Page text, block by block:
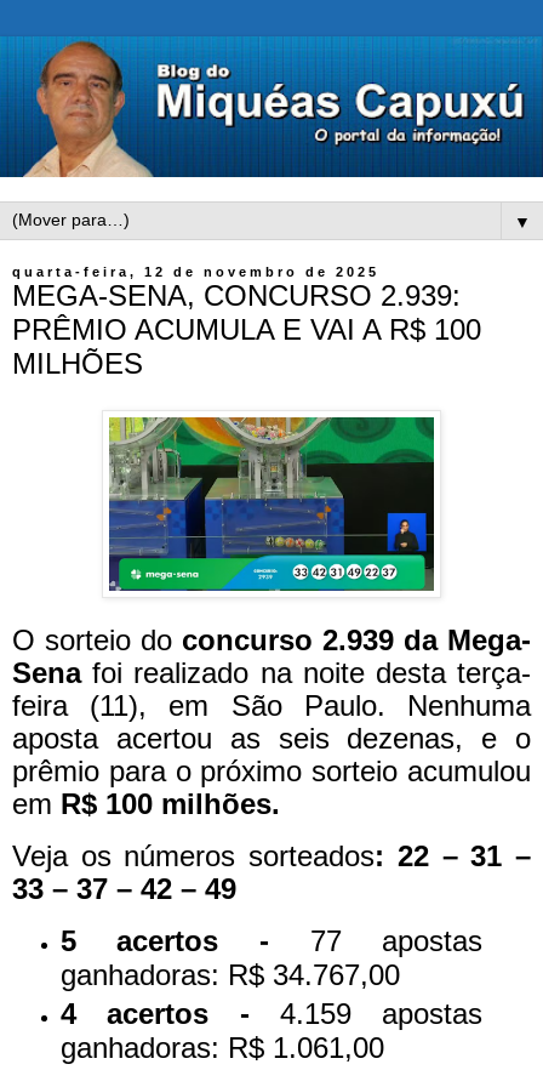
▼
quarta-feira, 12 de novembro de 2025
MEGA-SENA, CONCURSO 2.939:
PRÊMIO ACUMULA E VAI A R$ 100
MILHÕES
O sorteio do concurso 2.939 da Mega-
Senafoi realizado na noite desta terça-
feira (11), em São Paulo. Nenhuma
aposta acertou as seis dezenas, e o
prêmio para o próximo sorteio acumulou
em R$ 100 milhões.
Veja os números sorteados: 22 – 31 –
33 – 37 – 42 – 49
5 acertos - 77 apostas
ganhadoras: R$ 34.767,00
4 acertos - 4.159 apostas
ganhadoras: R$ 1.061,00